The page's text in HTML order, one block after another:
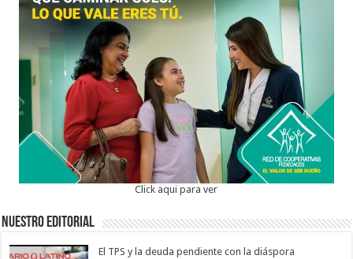
Click aqui para ver
Nuestro Editorial
El TPS y la deuda pendiente con la diáspora